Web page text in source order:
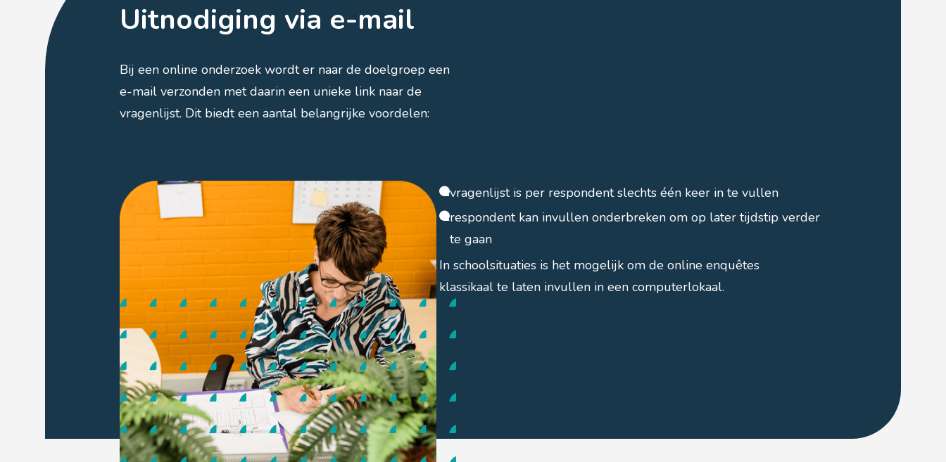
Uitnodiging via e-mail
Bij een online onderzoek wordt er naar de doelgroep een
e-mail verzonden met daarin een unieke link naar de
vragenlijst. Dit biedt een aantal belangrijke voordelen:
vragenlijst is per respondent slechts één keer in te vullen
respondent kan invullen onderbreken om op later tijdstip verder
te gaan
In schoolsituaties is het mogelijk om de online enquêtes
klassikaal te laten invullen in een computerlokaal.